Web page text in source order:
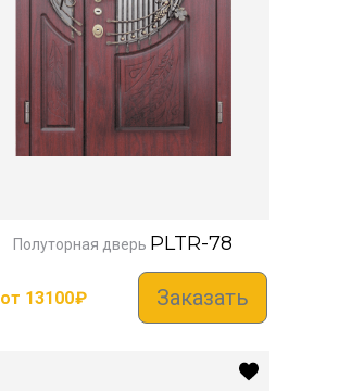
Полуторная дверь PLTR-78
от 13100₽ Заказать